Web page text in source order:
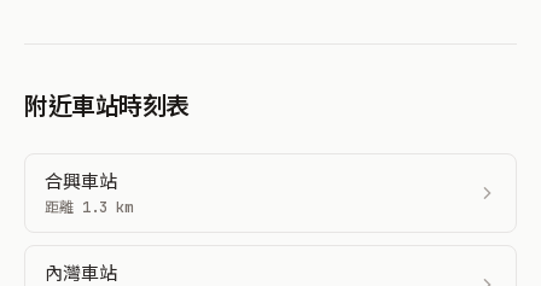
附近車站時刻表
合興車站
距離 1.3 km
內灣車站